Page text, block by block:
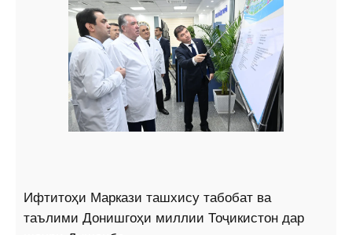
Ифтитоҳи Маркази ташхису табобат ва
таълими Донишгоҳи миллии Тоҷикистон дар